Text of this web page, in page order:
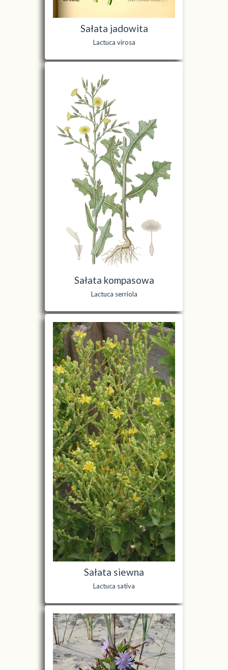
Sałata jadowita
Lactuca virosa
Sałata kompasowa
Lactuca serriola
Sałata siewna
Lactuca sativa